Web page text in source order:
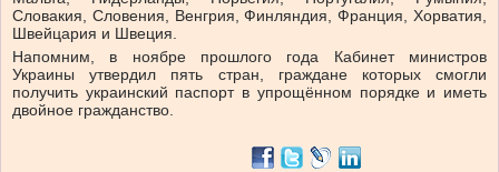
Словакия, Словения, Венгрия, Финляндия, Франция, Хорватия,
Швейцария и Швеция.
Напомним, в ноябре прошлого года Кабинет министров
Украины утвердил пять стран, граждане которых смогли
получить украинский паспорт в упрощённом порядке и иметь
двойное гражданство.